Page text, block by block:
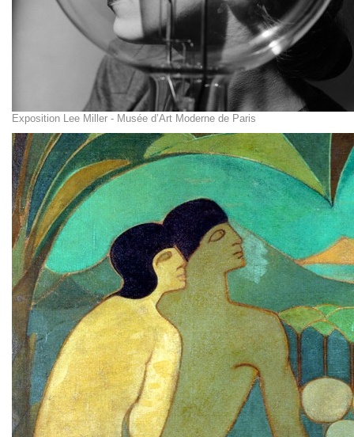
Exposition Lee Miller - Musée d’Art Moderne de Paris